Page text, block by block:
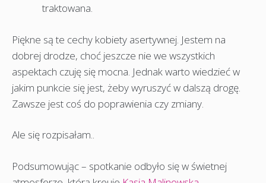
traktowana.
Piękne są te cechy kobiety asertywnej. Jestem na
dobrej drodze, choć jeszcze nie we wszystkich
aspektach czuję się mocna. Jednak warto wiedzieć w
jakim punkcie się jest, żeby wyruszyć w dalszą drogę.
Zawsze jest coś do poprawienia czy zmiany.
Ale się rozpisałam..
Podsumowując – spotkanie odbyło się w świetnej